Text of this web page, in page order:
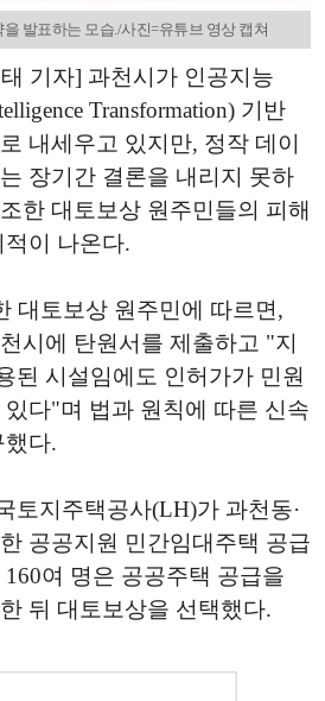
발표하는 모습./사진=유튜브 영상 캡쳐
기자] 과천시가 인공지능
Transformation) 기반
내세우고 있지만, 정작 데이
장기간 결론을 내리지 못하
한 대토보상 원주민들의 피해
이 나온다.
대토보상 원주민에 따르면,
시에 탄원서를 제출하고 "지
된 시설임에도 인허가가 민원
다"며 법과 원칙에 따른 신속
했다.
토지주택공사(LH)가 과천동·
공공지원 민간임대주택 공급
여 명은 공공주택 공급을
뒤 대토보상을 선택했다.